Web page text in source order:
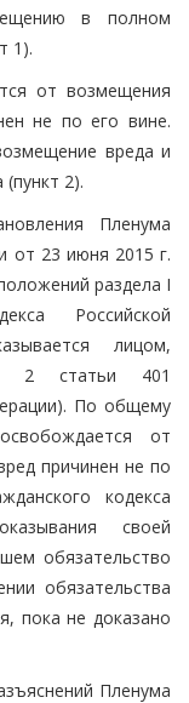
в полном
1).
от возмещения
не по его вине.
вреда и
2).
Пленума
от 23 июня 2015 г.
раздела I
Российской
лицом,
2 статьи 401
По общему
от
причинен не по
кодекса
своей
обязательство
обязательства
пока не доказано
Пленума